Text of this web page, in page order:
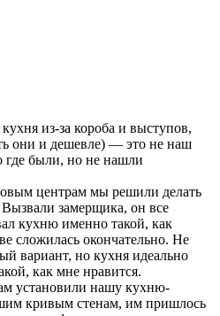
из-за короба и выступов,
они и дешевле) — это не наш
были, но не нашли
центрам мы решили делать
замерщика, он все
кухню именно такой, как
сложилась окончательно. Не
вариант, но кухня идеально
как мне нравится.
установили нашу кухню-
кривым стенам, им пришлось